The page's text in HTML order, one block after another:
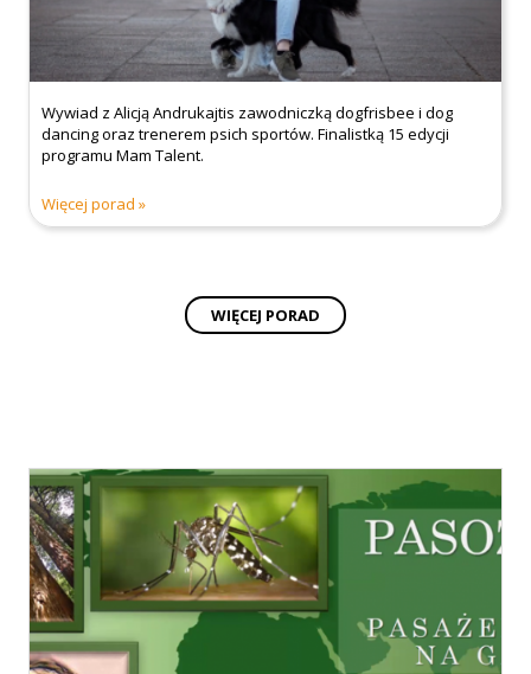
Wywiad z Alicją Andrukajtis zawodniczką dogfrisbee i dog
dancing oraz trenerem psich sportów. Finalistką 15 edycji
programu Mam Talent.
Więcej porad
WIĘCEJ PORAD